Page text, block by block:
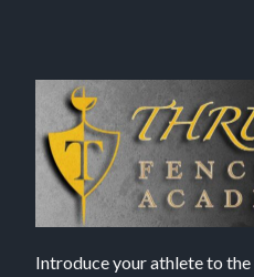
Introduce your athlete to